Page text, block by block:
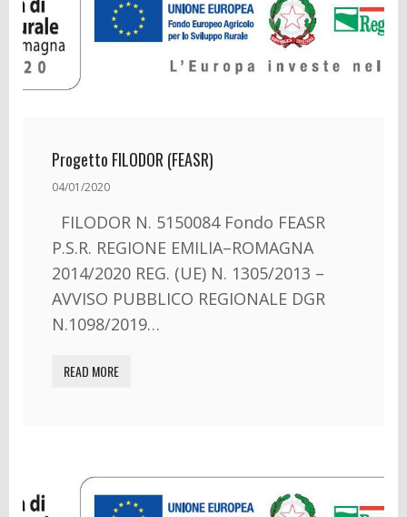
Progetto FILODOR (FEASR)
04/01/2020
FILODOR N. 5150084 Fondo FEASR
P.S.R. REGIONE EMILIA–ROMAGNA
2014/2020 REG. (UE) N. 1305/2013 –
AVVISO PUBBLICO REGIONALE DGR
N.1098/2019…
READ MORE